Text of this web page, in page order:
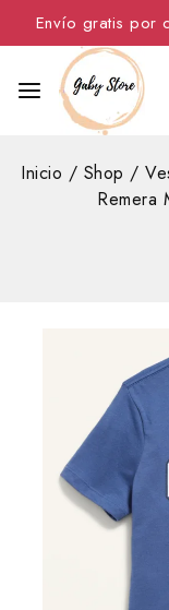
Envío gratis por
Inicio / Shop /
Remera